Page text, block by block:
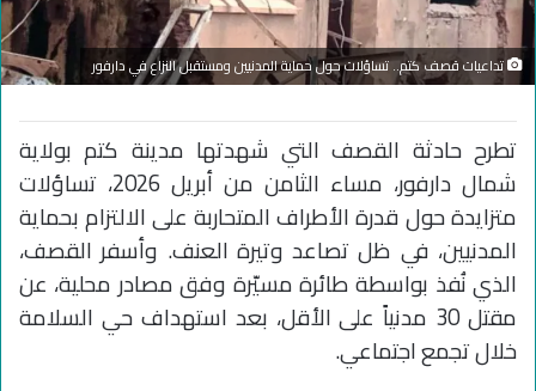
تداعيات قصف كتم.. تساؤلات حول حماية المدنيين ومستقبل النزاع في دارفور
تطرح حادثة القصف التي شهدتها مدينة كتم بولاية
شمال دارفور، مساء الثامن من أبريل 2026، تساؤلات
متزايدة حول قدرة الأطراف المتحاربة على الالتزام بحماية
المدنيين، في ظل تصاعد وتيرة العنف. وأسفر القصف،
الذي نُفذ بواسطة طائرة مسيّرة وفق مصادر محلية، عن
مقتل 30 مدنياً على الأقل، بعد استهداف حي السلامة
خلال تجمع اجتماعي.